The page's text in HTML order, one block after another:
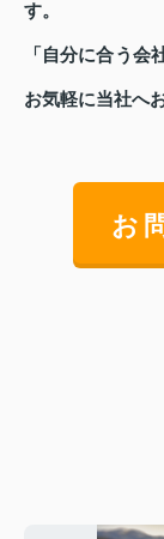
す。
「自分に合う会
お気軽に当社へ
お